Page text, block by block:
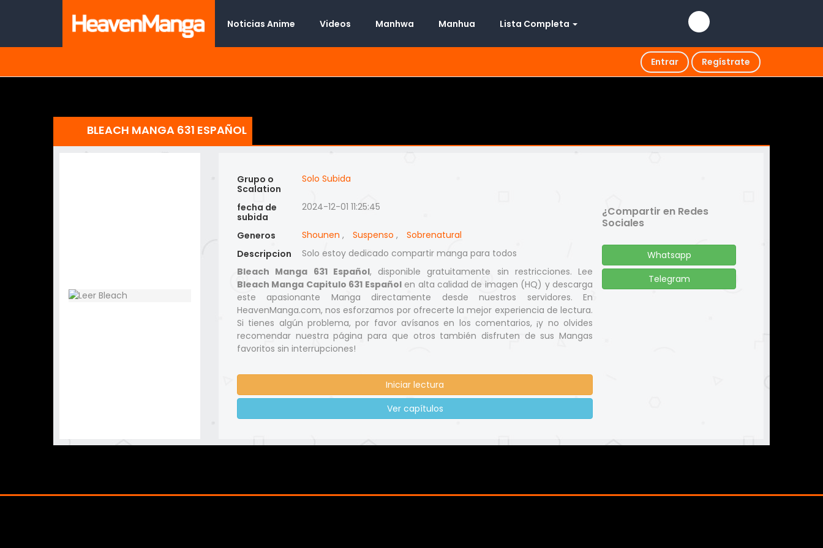
Noticias Anime Videos Manhwa Manhua Lista Completa
Entrar Regístrate
BLEACH MANGA 631 ESPAÑOL
Grupo o
Scalation
Solo Subida
fecha de
subida
2024-12-01 11:25:45
Generos Shounen , Suspenso ,
Sobrenatural
Descripcion
Solo estoy dedicado compartir manga para todos
Bleach Manga 631 Español, disponible gratuitamente sin restricciones. Lee
Bleach Manga Capitulo 631 Españolen alta calidad de imagen (HQ) y descarga
este apasionante Manga directamente desde nuestros servidores. En
HeavenManga.com, nos esforzamos por ofrecerte la mejor experiencia de lectura.
Si tienes algún problema, por favor avísanos en los comentarios, ¡y no olvides
recomendar nuestra página para que otros también disfruten de sus Mangas
favoritos sin interrupciones!
Iniciar lectura
Ver capítulos
¿Compartir en Redes
Sociales
Whatsapp
Telegram